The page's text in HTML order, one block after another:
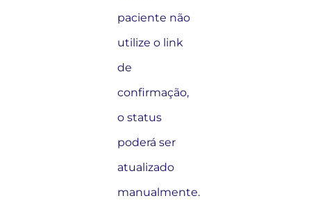
paciente não
utilize o link
de
confirmação,
o status
poderá ser
atualizado
manualmente.